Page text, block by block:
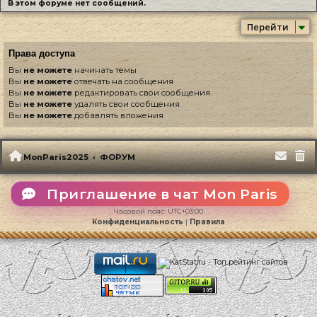
В этом форуме нет сообщений.
Перейти
Права доступа
Выне можете начинать темы
Вы не можетеотвечать на сообщения
Вы не можетередактировать свои сообщения
Вы не можете удалять свои сообщения
Вы не можетедобавлять вложения
MonParis2025 ФОРУМ
Приглашение в чат Mon Paris
Часовой пояс:UTC+03:00
Конфиденциальность|Правила